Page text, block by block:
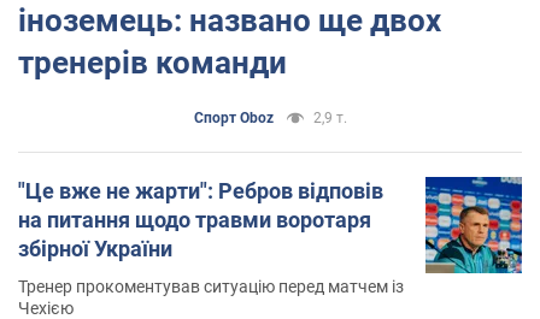
іноземець: названо ще двох
тренерів команди
Спорт Oboz 2,9 т.
"Це вже не жарти": Ребров відповів
на питання щодо травми воротаря
збірної України
Тренер прокоментував ситуацію перед матчем із
Чехією